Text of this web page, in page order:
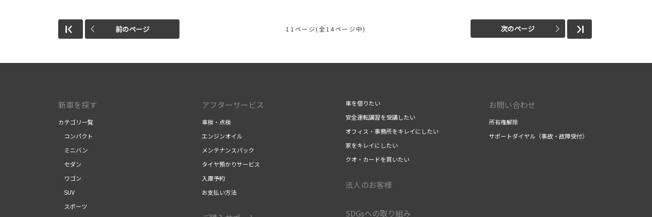
前のページ 11ページ(全14ページ中) 次のページ
新車を探す
カテゴリ一覧
コンパクト
ミニバン
セダン
ワゴン
SUV
スポーツ
アフターサービス
車検・点検
エンジンオイル
メンテナンスパック
タイヤ預かりサービス
入庫予約
お支払い方法
車を借りたい
安全運転講習を受講したい
オフィス・事務所をキレイにしたい
家をキレイにしたい
クオ・カードを買いたい
法人のお客様
SDGsへの取り組み
お問い合わせ
所有権解除
サポートダイヤル（事故・故障受付）